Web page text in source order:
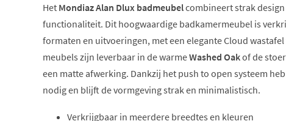
Het Mondiaz Alan Dlux badmeubelcombineert strak
functionaliteit. Dit hoogwaardige badkamermeubel is
formaten en uitvoeringen, met een elegante Cloud
meubels zijn leverbaar in de warmeWashed Oakof de
een matte afwerking. Dankzij het push to open systeem
nodig en blijft de vormgeving strak en minimalistisch.
Verkrijgbaar in meerdere breedtes en kleuren